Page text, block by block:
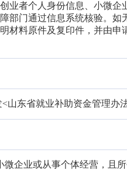
业者个人身份信息、小微企
部门通过信息系统核验。如
材料原件及复印件，并由申
山东省就业补助资金管理办
企业或从事个体经营，且